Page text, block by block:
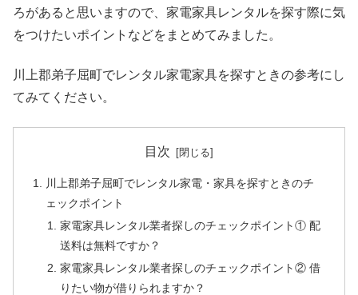
ろがあると思いますので、家電家具レンタルを探す際に気
をつけたいポイントなどをまとめてみました。
川上郡弟子屈町でレンタル家電家具を探すときの参考にし
てみてください。
目次
川上郡弟子屈町でレンタル家電・家具を探すときのチ
ェックポイント
家電家具レンタル業者探しのチェックポイント① 配
送料は無料ですか？
家電家具レンタル業者探しのチェックポイント② 借
りたい物が借りられますか？